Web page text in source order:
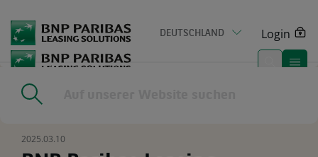
to
main
content
DEUTSCHLAND Login
Home
umfassenden Maschinenschutz „Premium Protect“
2025.03.10